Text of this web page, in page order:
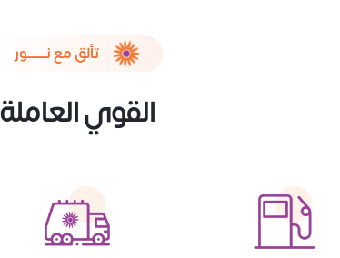
تألق مع نـــــــور
القوي العاملة